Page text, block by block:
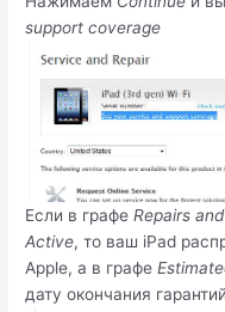
support coverage
Если в графеRepairs
Active, то ваш iPad
Apple, а в графе
дату окончания